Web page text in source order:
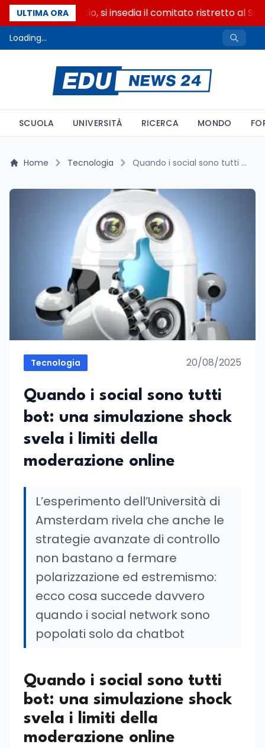
ULTIMA ORA
Riforma del calcio, si insedia il comitato ristretto al
Loading...
SCUOLA UNIVERSITÀ RICERCA MONDO
Home Tecnologia Quando i social sono tutti bot: una simulazione shock svela i limiti della moderazione online
Tecnologia 20/08/2025
Quando i social sono tutti
bot: una simulazione shock
svela i limiti della
moderazione online
L’esperimento dell’Università di
Amsterdam rivela che anche le
strategie avanzate di controllo
non bastano a fermare
polarizzazione ed estremismo:
ecco cosa succede davvero
quando i social network sono
popolati solo da chatbot
Quando i social sono tutti
bot: una simulazione shock
svela i limiti della
moderazione online